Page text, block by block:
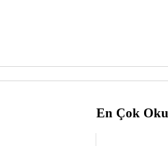
En Çok